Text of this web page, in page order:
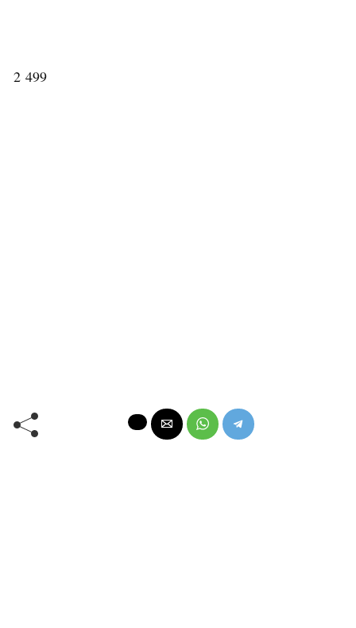
2 499